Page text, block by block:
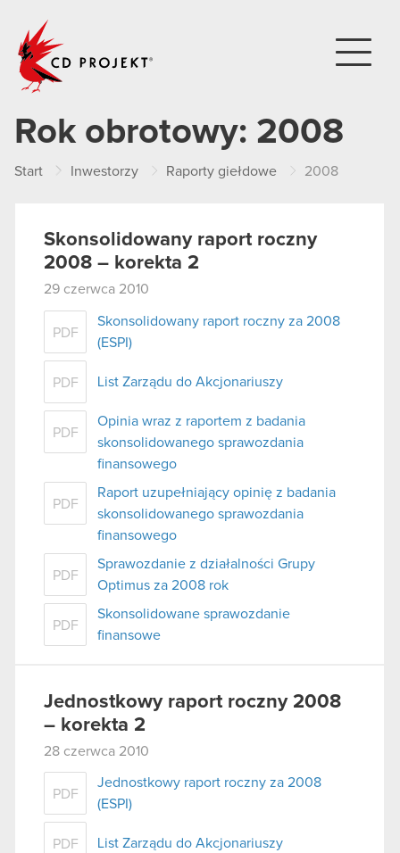
Rok obrotowy: 2008
Start Inwestorzy Raporty giełdowe 2008
Skonsolidowany raport roczny
2008 – korekta 2
29 czerwca 2010
PDF
Skonsolidowany raport roczny za 2008
(ESPI)
PDF List Zarządu do Akcjonariuszy
PDF
Opinia wraz z raportem z badania
skonsolidowanego sprawozdania
finansowego
PDF
Raport uzupełniający opinię z badania
skonsolidowanego sprawozdania
finansowego
PDF
Sprawozdanie z działalności Grupy
Optimus za 2008 rok
PDF
Skonsolidowane sprawozdanie
finansowe
Jednostkowy raport roczny 2008
– korekta 2
28 czerwca 2010
PDF
Jednostkowy raport roczny za 2008
(ESPI)
PDF List Zarządu do Akcjonariuszy